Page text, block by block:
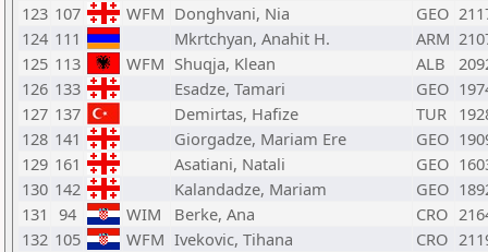
123 107 WFM Donghvani, Nia GEO
124 111 Mkrtchyan, Anahit H. ARM
125 113 WFM Shuqja, Klean ALB
126 133 Esadze, Tamari GEO
127 137 Demirtas, Hafize TUR
128 141 Giorgadze, Mariam Ere GEO
129 161 Asatiani, Natali GEO
130 142 Kalandadze, Mariam GEO
131 94 WIM Berke, Ana CRO
132 105 WFM Ivekovic, Tihana CRO